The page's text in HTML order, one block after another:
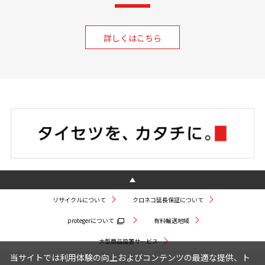
詳しくはこちら
リサイクルについて クロネコ延長保証について
protegerについて 有料輸送地域
大型商品設置サービス
当サイトでは利用体験の向上およびコンテンツの最適な提供、ト